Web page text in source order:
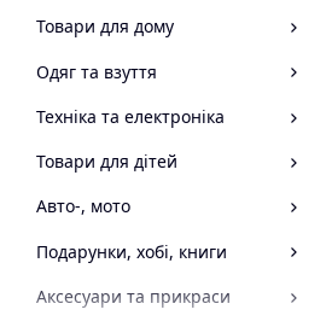
Товари для дому
Одяг та взуття
Техніка та електроніка
Товари для дітей
Авто-, мото
Подарунки, хобі, книги
Аксесуари та прикраси